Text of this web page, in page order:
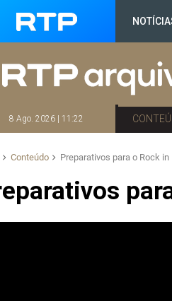
8 Ago. 2026 | 11:22
Conteúdo Preparativos para o Rock in